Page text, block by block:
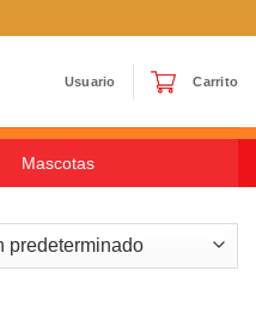
Usuario Carrito
Mascotas